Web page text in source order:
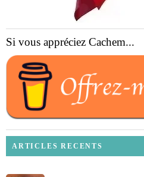
Si vous appréciez Cachem...
ARTICLES RECENTS